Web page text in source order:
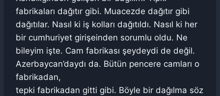
fabrikaları dağıtır gibi. Muacezde dağıtır gibi
dağıtılar. Nasıl ki iş kolları dağıtıldı. Nasıl ki her
bir cumhuriyet girişeinden sorumlu oldu. Ne
bileyim işte. Cam fabrikası şeydeydi de değil.
Azerbaycan’daydı da. Bütün pencere camları o
fabrikadan,
tepki fabrikadan gitti gibi. Böyle bir dağılma söz